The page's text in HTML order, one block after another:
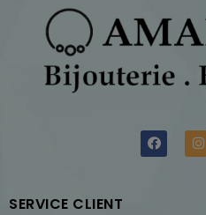
SERVICE CLIENT